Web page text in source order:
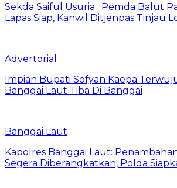
Sekda Saiful Usuria : Pemda Balut
Lapas Siap, Kanwil Ditjenpas Tinjau
Advertorial
Impian Bupati Sofyan Kaepa
Banggai Laut Tiba Di Banggai
Banggai Laut
Kapolres Banggai Laut:
Segera Diberangkatkan, Polda